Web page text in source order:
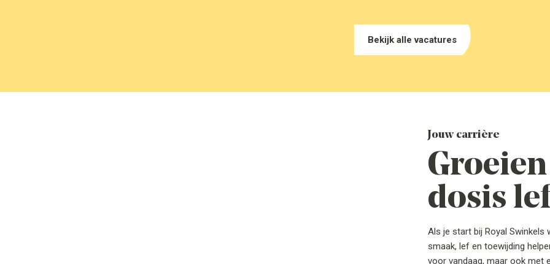
Bekijk alle vacatures
Jouw carrière
dosis
Als je start bij Royal Swinkels
smaak, lef en toewijding
voor vandaag, maar ook met